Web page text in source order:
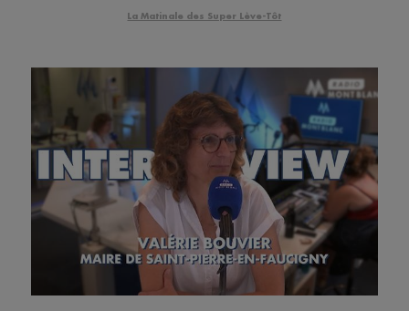
La Matinale des Super Lève-Tôt